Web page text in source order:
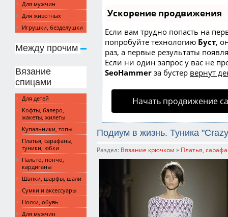
Для мужчин
Для животных
Игрушки, безделушки
Между прочим
Вязание
спицами
Для детей
Кофты, балеро,
жакеты, жилеты
Купальники, топы
Платья, сарафаны,
туники, юбки
Пальто, пончо,
кардиганы
Шапки, шарфы, шали
Сумки и аксессуары
Носки, обувь
Для мужчин
Ускорение продвижения
Если вам трудно попасть на
попробуйте технологию Буст,
раз, а первые результаты
Если ни один запрос у вас не
SeoHammer за бустер вернут
Начать продвижение
Подиум в жизнь. Туника
Раздел: Вязание крючком » Платья,